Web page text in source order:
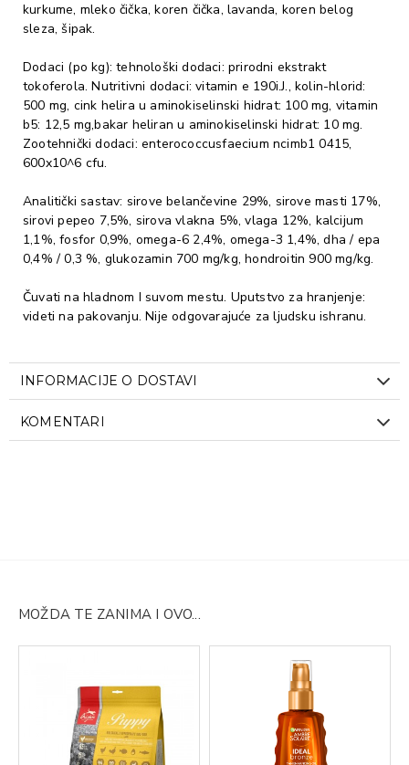
kurkume, mleko čička, koren čička, lavanda, koren belog
sleza, šipak.
Dodaci (po kg): tehnološki dodaci: prirodni ekstrakt
tokoferola. Nutritivni dodaci: vitamin e 190i.J., kolin-hlorid:
500 mg, cink helira u aminokiselinski hidrat: 100 mg, vitamin
b5: 12,5 mg,bakar heliran u aminokiselinski hidrat: 10 mg.
Zootehnički dodaci: enterococcusfaecium ncimb1 0415,
600x10^6 cfu.
Analitički sastav: sirove belančevine 29%, sirove masti 17%,
sirovi pepeo 7,5%, sirova vlakna 5%, vlaga 12%, kalcijum
1,1%, fosfor 0,9%, omega-6 2,4%, omega-3 1,4%, dha / epa
0,4% / 0,3 %, glukozamin 700 mg/kg, hondroitin 900 mg/kg.
Čuvati na hladnom I suvom mestu. Uputstvo za hranjenje:
videti na pakovanju. Nije odgovarajuće za ljudsku ishranu.
INFORMACIJE O DOSTAVI
KOMENTARI
MOŽDA TE ZANIMA I OVO...